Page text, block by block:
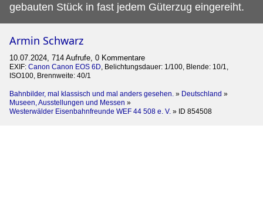
gebauten Stück in fast jedem Güterzug eingereiht.
Armin Schwarz
10.07.2024, 714 Aufrufe, 0 Kommentare
EXIF: Canon Canon EOS 6D , Belichtungsdauer: 1/100, Blende: 10/1,
ISO100, Brennweite: 40/1
Bahnbilder, mal klassisch und mal anders gesehen. » Deutschland »
Museen, Ausstellungen und Messen »
Westerwälder Eisenbahnfreunde WEF 44 508 e. V. » ID 854508